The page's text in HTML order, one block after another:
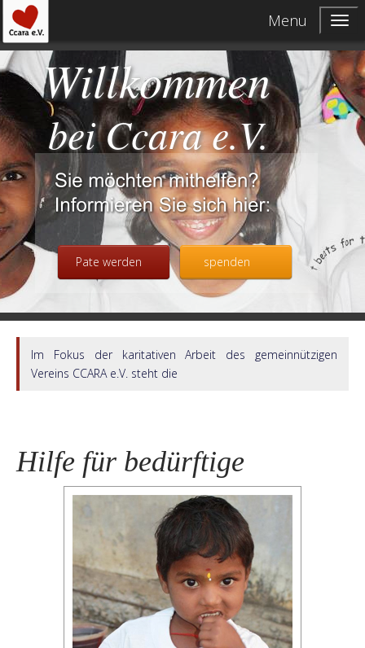
Menu
Willkommen
Pate werden spenden
bei Ccara e.V.
Im Fokus der karitativen Arbeit des gemeinnützigen
Vereins CCARA e.V. steht die
Hilfe für bedürftige